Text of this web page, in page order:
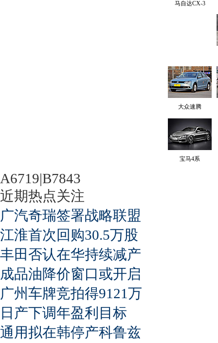
马自达CX-3
大众速腾
宝马4系
A6719|B7843
近期热点关注
广汽奇瑞签署战略联盟
江淮首次回购30.5万股
丰田否认在华持续减产
成品油降价窗口或开启
广州车牌竞拍得9121万
日产下调年盈利目标
通用拟在韩停产科鲁兹